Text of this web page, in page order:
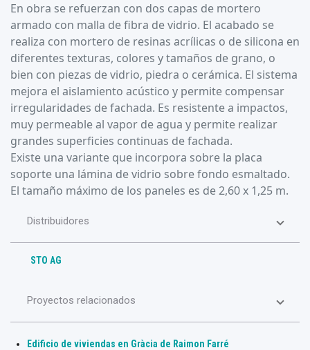
En obra se refuerzan con dos capas de mortero
armado con malla de fibra de vidrio. El acabado se
realiza con mortero de resinas acrílicas o de silicona en
diferentes texturas, colores y tamaños de grano, o
bien con piezas de vidrio, piedra o cerámica. El sistema
mejora el aislamiento acústico y permite compensar
irregularidades de fachada. Es resistente a impactos,
muy permeable al vapor de agua y permite realizar
grandes superficies continuas de fachada.
Existe una variante que incorpora sobre la placa
soporte una lámina de vidrio sobre fondo esmaltado.
El tamaño máximo de los paneles es de 2,60 x 1,25 m.
Distribuidores
STO AG
Proyectos relacionados
Edificio de viviendas en Gràcia de Raimon Farré